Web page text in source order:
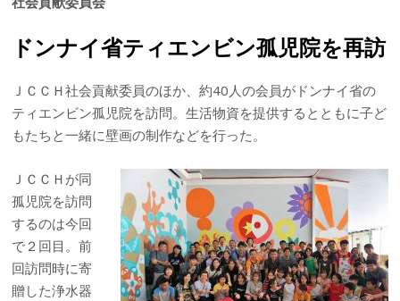
ドンナイ省ティエンビン孤児院を再訪
ＪＣＣＨ社会貢献委員のほか、約40人の会員がドンナイ省の
ティエンビン孤児院を訪問。生活物資を提供するとともに子ど
もたちと一緒に壁画の制作などを行った。
ＪＣＣＨが同
孤児院を訪問
するのは今回
で２回目。前
回訪問時に寄
贈した浄水器